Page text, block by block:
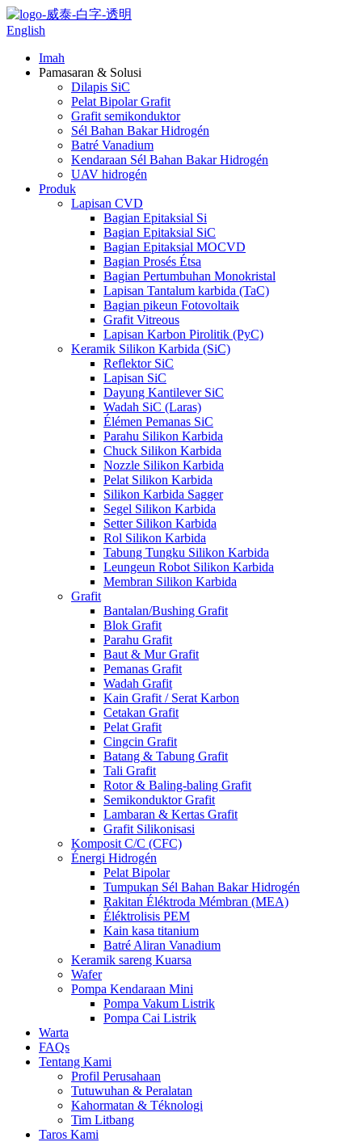
English
Imah
Pamasaran & Solusi
Dilapis SiC
Pelat Bipolar Grafit
Grafit semikonduktor
Sél Bahan Bakar Hidrogén
Batré Vanadium
Kendaraan Sél Bahan Bakar Hidrogén
UAV hidrogén
Produk
Lapisan CVD
Bagian Epitaksial Si
Bagian Epitaksial SiC
Bagian Epitaksial MOCVD
Bagian Prosés Étsa
Bagian Pertumbuhan Monokristal
Lapisan Tantalum karbida (TaC)
Bagian pikeun Fotovoltaik
Grafit Vitreous
Lapisan Karbon Pirolitik (PyC)
Keramik Silikon Karbida (SiC)
Reflektor SiC
Lapisan SiC
Dayung Kantilever SiC
Wadah SiC (Laras)
Élémen Pemanas SiC
Parahu Silikon Karbida
Chuck Silikon Karbida
Nozzle Silikon Karbida
Pelat Silikon Karbida
Silikon Karbida Sagger
Segel Silikon Karbida
Setter Silikon Karbida
Rol Silikon Karbida
Tabung Tungku Silikon Karbida
Leungeun Robot Silikon Karbida
Membran Silikon Karbida
Grafit
Bantalan/Bushing Grafit
Blok Grafit
Parahu Grafit
Baut & Mur Grafit
Pemanas Grafit
Wadah Grafit
Kain Grafit / Serat Karbon
Cetakan Grafit
Pelat Grafit
Cingcin Grafit
Batang & Tabung Grafit
Tali Grafit
Rotor & Baling-baling Grafit
Semikonduktor Grafit
Lambaran & Kertas Grafit
Grafit Silikonisasi
Komposit C/C (CFC)
Énergi Hidrogén
Pelat Bipolar
Tumpukan Sél Bahan Bakar Hidrogén
Rakitan Éléktroda Mémbran (MEA)
Éléktrolisis PEM
Kain kasa titanium
Batré Aliran Vanadium
Keramik sareng Kuarsa
Wafer
Pompa Kendaraan Mini
Pompa Vakum Listrik
Pompa Cai Listrik
Warta
FAQs
Tentang Kami
Profil Perusahaan
Tutuwuhan & Peralatan
Kahormatan & Téknologi
Tim Litbang
Taros Kami